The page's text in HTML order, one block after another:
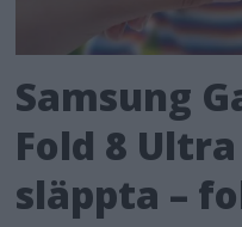
Samsung
Fold 8
släppta –